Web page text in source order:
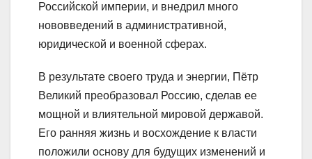
Российской империи, и внедрил много
нововведений в административной,
юридической и военной сферах.
В результате своего труда и энергии, Пётр
Великий преобразовал Россию, сделав ее
мощной и влиятельной мировой державой.
Его ранняя жизнь и восхождение к власти
положили основу для будущих изменений и